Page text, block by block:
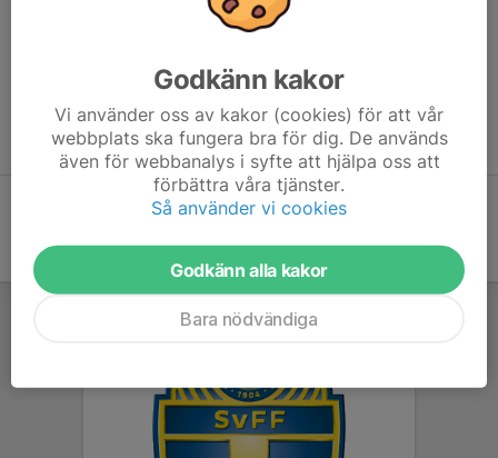
Brunna IP, och en match i veckan, hör av Dig till oss, vi söker
kansli@norsborgsif.se så att Du snabbt kan komma och
provträna, innan höstsäsongen börjar!
Kom med, i vårt härliga P2014 lag!!! 👊🏼
Godkänn kakor
Vi använder oss av kakor (cookies) för att vår
webbplats ska fungera bra för dig. De används
även för webbanalys i syfte att hjälpa oss att
förbättra våra tjänster.
Så använder vi cookies
Godkänn alla kakor
Bara nödvändiga